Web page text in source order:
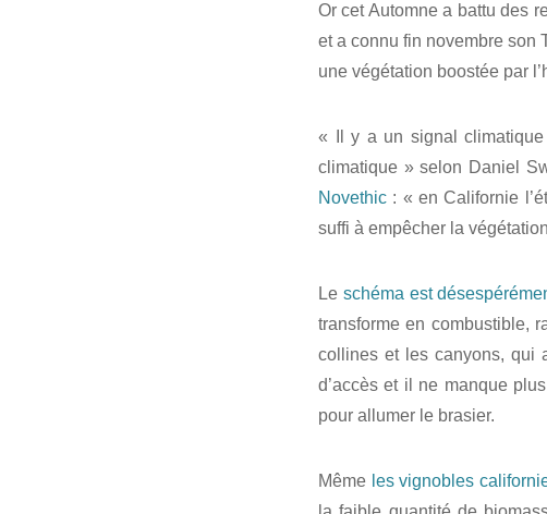
Or cet Automne a battu des
et a connu fin novembre son
une végétation boostée par
« Il y a un signal
climatique » selon Daniel
Novethic : « en Californie
suffi à empêcher la
Le schéma est
transforme en combustible,
collines et les canyons, qui
d’accès et il ne manque
pour allumer le brasier.
Même les vignobles